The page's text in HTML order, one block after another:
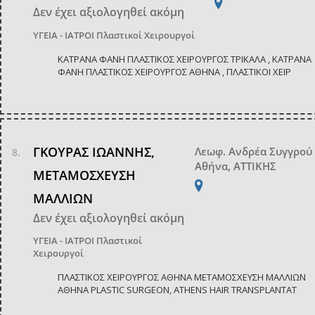
Δεν έχει αξιολογηθεί ακόμη
ΥΓΕΙΑ - ΙΑΤΡΟΙ Πλαστικοί Χειρουργοί
ΚΑΤΡΑΝΑ ΦΑΝΗ ΠΛΑΣΤΙΚΟΣ ΧΕΙΡΟΥΡΓΟΣ ΤΡΙΚΑΛΑ , ΚΑΤΡΑΝΑ
ΦΑΝΗ ΠΛΑΣΤΙΚΟΣ ΧΕΙΡΟΥΡΓΟΣ ΑΘΗΝΑ , ΠΛΑΣΤΙΚΟΙ ΧΕΙΡ
ΓΚΟΥΡΑΣ ΙΩΑΝΝΗΣ,
ΜΕΤΑΜΟΣΧΕΥΣΗ
ΜΑΛΛΙΩΝ
Δεν έχει αξιολογηθεί ακόμη
ΥΓΕΙΑ - ΙΑΤΡΟΙ Πλαστικοί
Χειρουργοί
Λεωφ. Ανδρέα Συγγρού
Αθήνα, ΑΤΤΙΚΗΣ
ΠΛΑΣΤΙΚΟΣ ΧΕΙΡΟΥΡΓΟΣ ΑΘΗΝΑ ΜΕΤΑΜΟΣΧΕΥΣΗ ΜΑΛΛΙΩΝ
ΑΘΗΝΑ PLASTIC SURGEON, ATHENS HAIR TRANSPLANTAT